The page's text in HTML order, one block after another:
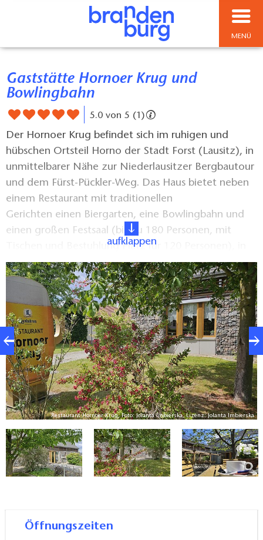
MENÜ
Gaststätte Hornoer Krug und
Bowlingbahn
5.0 von 5 (1)
Der Hornoer Krug befindet sich im ruhigen und
hübschen Ortsteil Horno der Stadt Forst (Lausitz), in
unmittelbarer Nähe zur Niederlausitzer Bergbautour
und dem Fürst-Pückler-Weg. Das Haus bietet neben
einem Restaurant mit traditionellen
Gerichten einen Biergarten, eine Bowlingbahn und
einen großen Festsaal (bis zu 180 Personen, mit
Tischen und Bestuhlung Platz für 120 Personen), in
dem regelmäßig Veranstaltungen stattfinden. Das
Restaurant bietet eine gut bürgerliche Küche mit
einem Hauch internationaler Gaumenfreude. Die
Bowlingbahn des Hornoer Krug bietet Spaß für Jung
und Alt auf drei computergesteuerten
Bowlingbahnen.
aufklappen
Restaurant Hornoer Krug, Foto: Jolanta Imbierska, Lizenz: Jolanta Imbierska
Öffnungszeiten